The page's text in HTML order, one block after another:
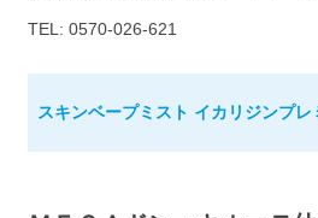
TEL: 0570-026-621
スキンベープミスト イカリジンプ